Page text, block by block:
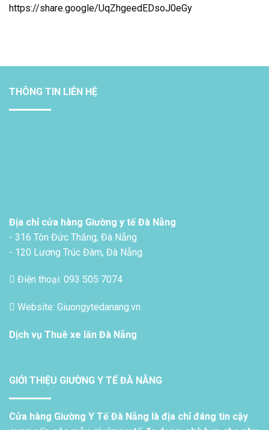
https://share.google/UqZhgeedEDsoJ0eGy
THÔNG TIN LIÊN HỆ
Địa chỉ cửa hàng Giường y tế Đà Nẵng
- 316 Tôn Đức Thắng, Đà Nẵng
- 120 Lương Trúc Đàm, Đà Nẵng
Điện thoại: 093 505 7074
Website: Giuongytedanang.vn
Dịch vụ Thuê xe lăn Đà Nẵng
GIỚI THIỆU GIƯỜNG Y TẾ ĐÀ NẴNG
Cửa hàng Giường Y Tế Đà Nẵng là địa chỉ đáng tin cậy